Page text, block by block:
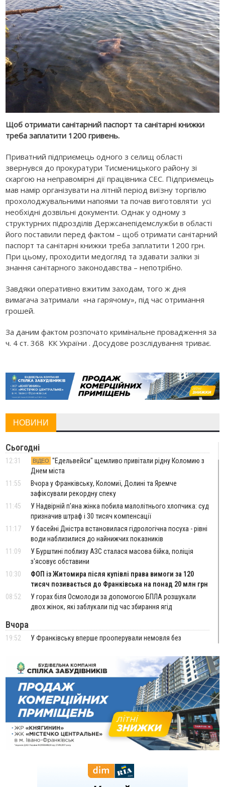
Щоб отримати санітарний паспорт та санітарні книжки
треба заплатити 1200 гривень.
Приватний підприємець одного з селищ області
звернувся до прокуратури Тисменицького району зі
скаргою на неправомірні дії працівника СЕС. Підприємець
мав намір організувати на літній період виїзну торгівлю
прохолоджувальними напоями та почав виготовляти усі
необхідні дозвільні документи. Однак у одному з
структурних підрозділів Держсанепідемслужби в області
його поставили перед фактом – щоб отримати санітарний
паспорт та санітарні книжки треба заплатити 1200 грн.
При цьому, проходити медогляд та здавати заліки зі
знання санітарного законодавства – непотрібно.
Завдяки оперативно вжитим заходам, того ж дня
вимагача затримали «на гарячому», під час отримання
грошей.
За даним фактом розпочато кримінальне провадження за
ч. 4 ст. 368 КК України . Досудове розслідування триває.
НОВИНИ
Сьогодні
12:31 ВІДЕО "Едельвейси" щемливо привітали рідну Коломию з
Днем міста
11:55
Вчора у Франківську, Коломиї, Долині та Яремче
зафіксували рекордну спеку
11:45
У Надвірній п'яна жінка побила малолітнього хлопчика: суд
призначив штраф і 30 тисяч компенсації
11:17
У басейні Дністра встановилася гідрологічна посуха - рівні
води наблизилися до найнижчих показників
11:09
У Бурштині поблизу АЗС сталася масова бійка, поліція
з'ясовує обставини
10:30
ФОП із Житомира після купівлі права вимоги за 120
тисяч позивається до Франківська на понад 20 млн грн
08:52
У горах біля Осмолоди за допомогою БПЛА розшукали
двох жінок, які заблукали під час збирання ягід
Вчора
19:52
У Франківську вперше прооперували немовля без
18:42
На лінії зіткнення загинув керівник пошукового загону
"Плацдарм" Олексій Юков
18:11
СБС за дві доби уразили 13 енергооб'єктів на окупованих
територіях
17:20
Українці подали рекордну кількість заяв до університетів.
Які спеціальності обирають
16:43
Зарплати на Прикарпатті за місяць зросли на 10%, але до
середньої по Україні ще далеко
Франківець, який стріляв біля АЗС, вийшов під заставу та
Прикарпатець прийшов у Пенсійний та заявив поліції про
гранату, бо йому не нарахували пенсію